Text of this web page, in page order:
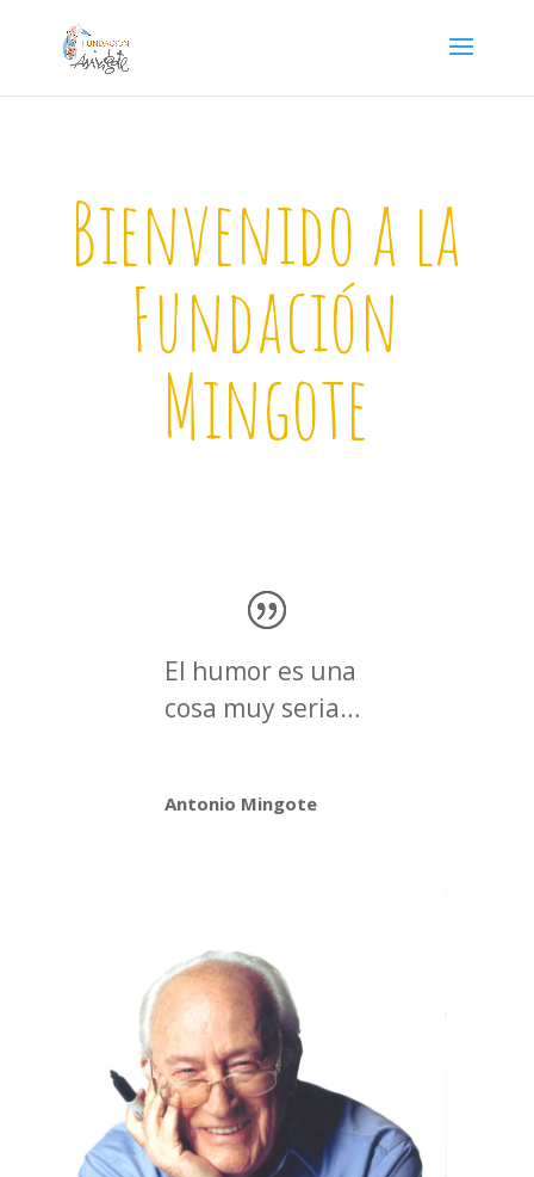
Bienvenido a la
Fundación
Mingote
El humor es una
cosa muy seria…
Antonio Mingote